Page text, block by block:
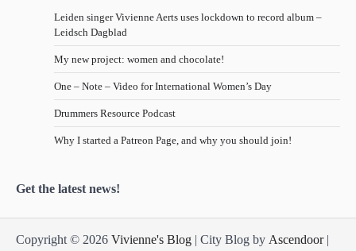
Leiden singer Vivienne Aerts uses lockdown to record album –
Leidsch Dagblad
My new project: women and chocolate!
One – Note – Video for International Women’s Day
Drummers Resource Podcast
Why I started a Patreon Page, and why you should join!
Get the latest news!
Copyright © 2026 Vivienne's Blog | City Blog by Ascendoor|